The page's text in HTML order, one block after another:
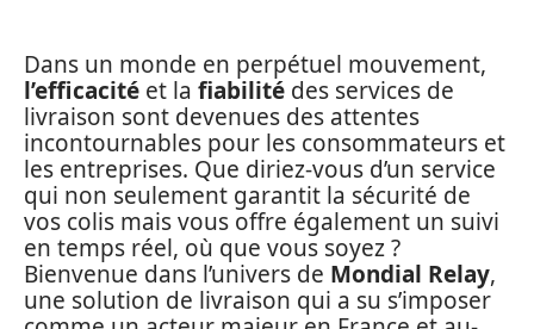
Dans un monde en perpétuel mouvement,
l’efficacité et la fiabilité des services de
livraison sont devenues des attentes
incontournables pour les consommateurs et
les entreprises. Que diriez-vous d’un service
qui non seulement garantit la sécurité de
vos colis mais vous offre également un suivi
en temps réel, où que vous soyez ?
Bienvenue dans l’univers de Mondial Relay,
une solution de livraison qui a su s’imposer